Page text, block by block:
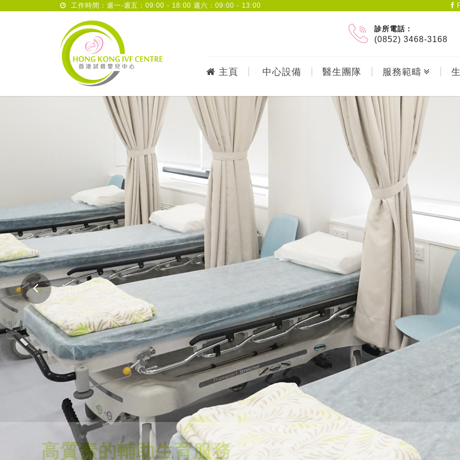
工作時間：週一-週五：09:00 - 18:00 週六：09:00 - 13:00
診所電話：
(0852) 3468-3168
主頁 中心設備 醫生團隊 服務範疇
高質素的輔助生育服務
舒適的環境，專業、可靠及安全的醫療服務，使夫婦們安心地接受專業診斷和治療，提高受孕的機